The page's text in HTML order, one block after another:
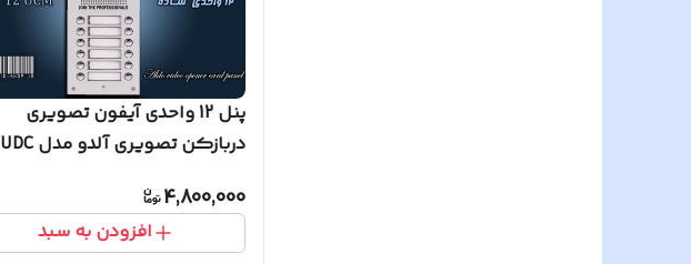
پنل 12 واحدی آیفون تصویری
دربازکن تصویری آلدو مدل UDC
4,800,000
افزودن به سبد